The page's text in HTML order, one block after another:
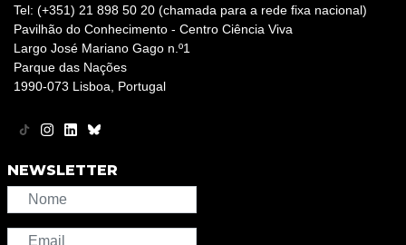
Tel: (+351) 21 898 50 20 (chamada para a rede fixa nacional)
Pavilhão do Conhecimento - Centro Ciência Viva
Largo José Mariano Gago n.º1
Parque das Nações
1990-073 Lisboa, Portugal
NEWSLETTER